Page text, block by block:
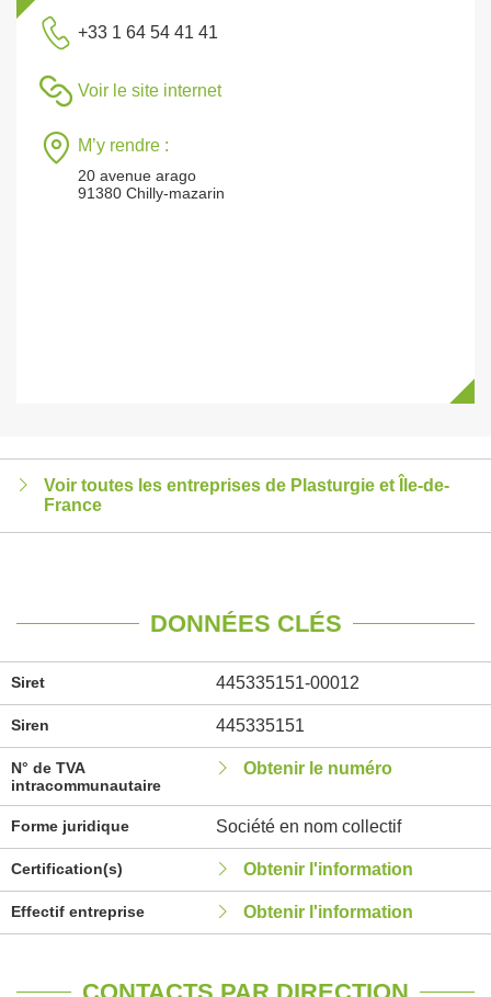
+33 1 64 54 41 41
Voir le site internet
M’y rendre :
20 avenue arago
91380 Chilly-mazarin
Voir toutes les entreprises de Plasturgie et Île-de-
France
DONNÉES CLÉS
Siret 445335151-00012
Siren 445335151
N° de TVA
intracommunautaire
Obtenir le numéro
Forme juridique Société en nom collectif
Certification(s) Obtenir l'information
Effectif entreprise Obtenir l'information